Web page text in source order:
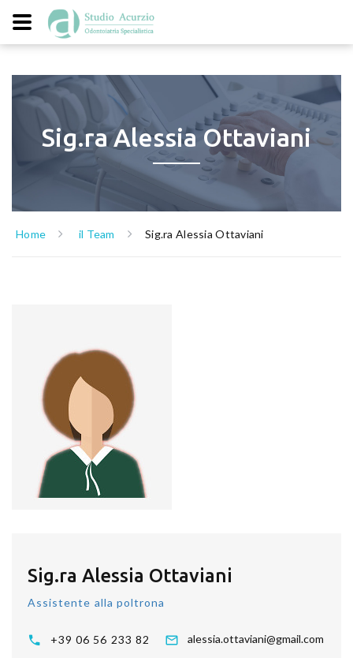
Sig.ra Alessia Ottaviani
Home il Team Sig.ra Alessia Ottaviani
Sig.ra Alessia Ottaviani
Assistente alla poltrona
+39 06 56 233 82 alessia.ottaviani@gmail.com